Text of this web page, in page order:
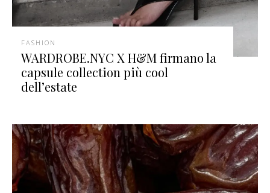
FASHION
WARDROBE.NYC X H&M firmano la
capsule collection più cool
dell’estate